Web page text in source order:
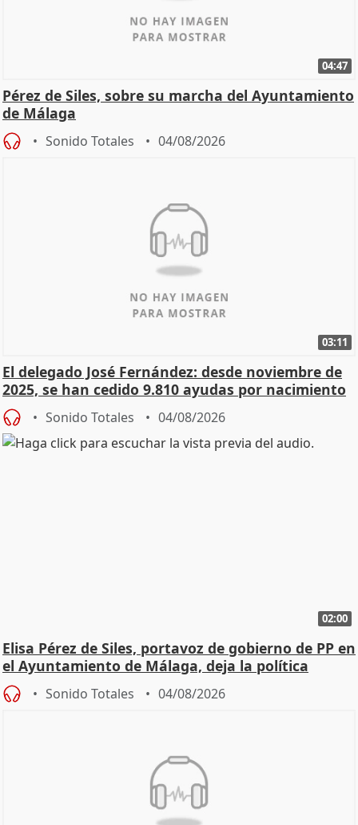
04:47
Pérez de Siles, sobre su marcha del Ayuntamiento
de Málaga
Sonido Totales 04/08/2026
03:11
El delegado José Fernández: desde noviembre de
2025, se han cedido 9.810 ayudas por nacimiento
Sonido Totales 04/08/2026
02:00
Elisa Pérez de Siles, portavoz de gobierno de PP en
el Ayuntamiento de Málaga, deja la política
Sonido Totales 04/08/2026